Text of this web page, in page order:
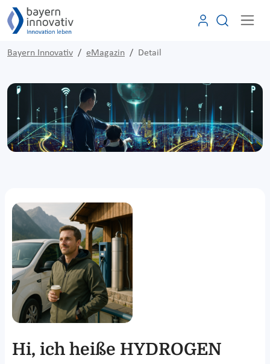
Bayern Innovativ eMagazin Detail
Hi, ich heiße HYDROGEN